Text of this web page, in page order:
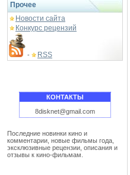
Прочее
Новости сайта
Конкурс рецензий
- RSS
КОНТАКТЫ
8disknet@gmail.com
Последние новинки кино и
комментарии, новые фильмы года,
эксклюзивные рецензии, описания и
отзывы к кино-фильмам.